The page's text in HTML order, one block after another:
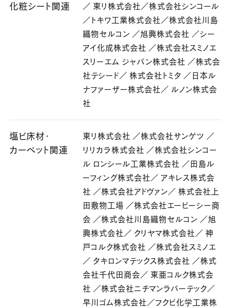
化粧シート関連
／ 東リ株式会社／株式会社シンコール
／トキワ工業株式会社／株式会社川島
織物セルコン ／旭興株式会社 ／シー
アイ化成株式会社 ／株式会社スミノエ
スリーエム ジャパン株式会社 ／株式会
社テシード／ 株式会社トミタ ／日本ル
ナファーザー株式会社／ ルノン株式会
社
塩ビ床材・
カーペット関連
東リ株式会社 ／株式会社サンゲツ ／
リリカラ株式会社 ／株式会社シンコー
ル ロンシール工業株式会社 ／田島ル
ーフィング株式会社／ アキレス株式会
社 ／株式会社アドヴァン／ 株式会社上
田敷物工場 ／株式会社エービーシー商
会 ／株式会社川島織物セルコン ／旭
興株式会社／ クリヤマ株式会社／ 神
戸コルク株式会社 ／株式会社スミノエ
／ タキロンマテックス株式会社 ／株式
会社千代田商会／ 東亜コルク株式会
社 ／株式会社ニチマンラバーテック／
早川ゴム株式会社／フクビ化学工業株